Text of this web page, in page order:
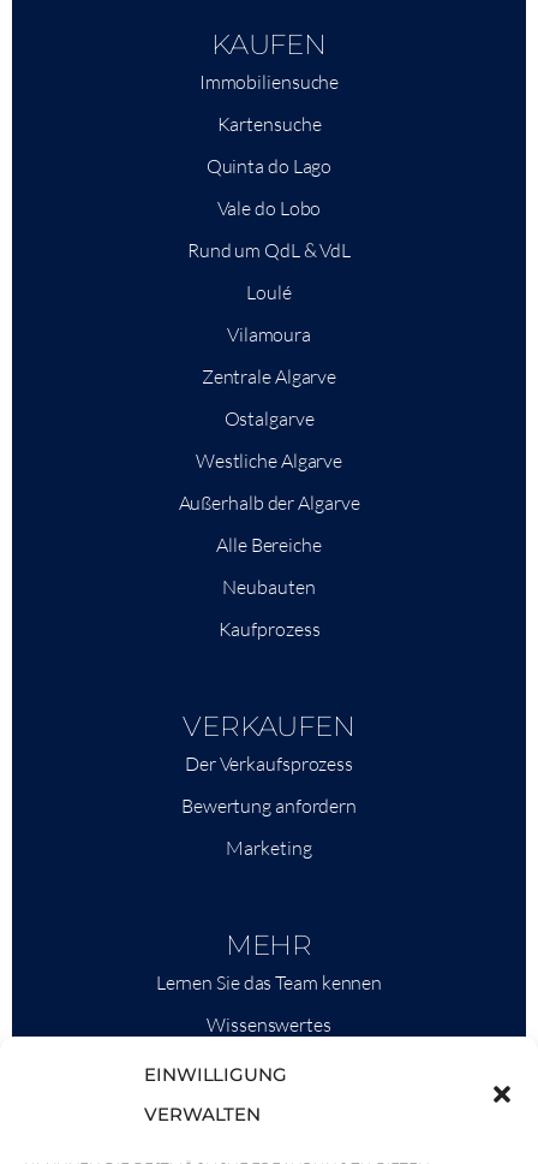
EINWILLIGUNG
VERWALTEN
KAUFEN
Immobiliensuche
Kartensuche
Quinta do Lago
Vale do Lobo
Rund um QdL & VdL
Loulé
Vilamoura
Zentrale Algarve
Ostalgarve
Westliche Algarve
Außerhalb der Algarve
Alle Bereiche
Neubauten
Kaufprozess
VERKAUFEN
Der Verkaufsprozess
Bewertung anfordern
Marketing
MEHR
Lernen Sie das Team kennen
Wissenswertes
Savills
Marktinformationen